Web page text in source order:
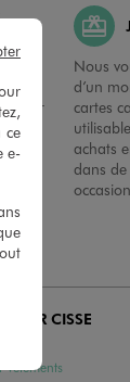
de
sur
Nous
d’un
cartes
achats
dans
SUR CISSE
Vêtements
ce
e-